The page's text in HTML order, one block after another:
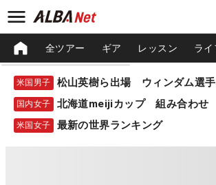
全ツアー ギア レッスン ライ
米国男子 松山英樹ら出場 ウィンダム選
国内女子 北海道meijiカップ 組み合わせ
米国女子 最新の世界ランキング